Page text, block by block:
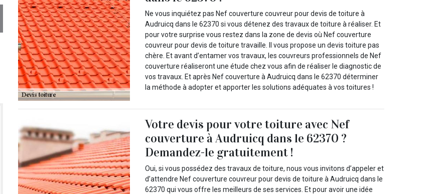
Ne vous inquiétez pas Nef couverture couvreur pour devis de toiture à
Audruicq dans le 62370 si vous détenez des travaux de toiture à réaliser. Et
pour votre surprise vous restez dans la zone de devis où Nef couverture
couvreur pour devis de toiture travaille. Il vous propose un devis toiture pas
chère. Et avant d’entamer vos travaux, les couvreurs professionnels de Nef
couverture réaliseront une étude chez vous afin de réaliser le diagnostic de
vos travaux. Et après Nef couverture à Audruicq dans le 62370 déterminer
la méthode à adopter et apporter les solutions adéquates à vos toitures !
Votre devis pour votre toiture avec Nef
couverture à Audruicq dans le 62370 ?
Demandez-le gratuitement !
Oui, si vous possédez des travaux de toiture, nous vous invitons d’appeler et
d’attendre Nef couverture couvreur pour devis de toiture à Audruicq dans le
62370 qui vous offre les meilleurs de ses services. Et pour avoir une idée